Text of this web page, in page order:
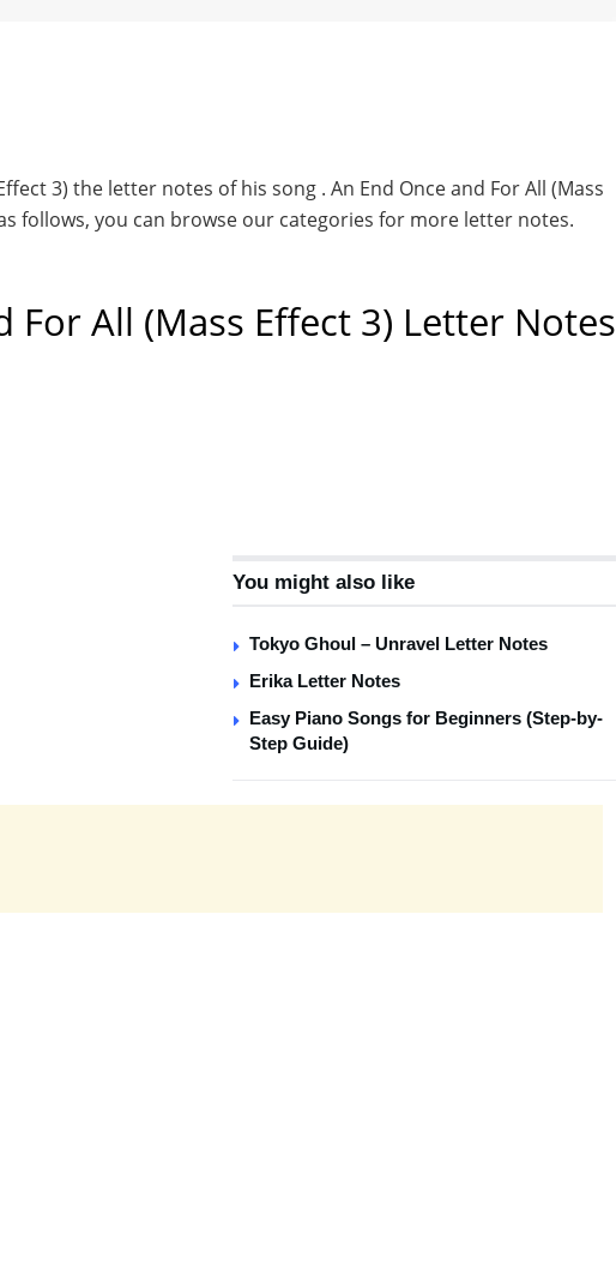
3) the letter notes of his song . An End Once and For All (Mass
follows, you can browse our categories for more letter notes.
For All (Mass Effect 3) Letter Notes
You might also like
Tokyo Ghoul – Unravel Letter Notes
Erika Letter Notes
Easy Piano Songs for Beginners (Step-by-
Step Guide)